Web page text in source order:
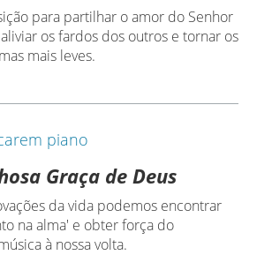
para partilhar o amor do Senhor
os fardos dos outros e tornar os
mais leves.
Graça de Deus
da vida podemos encontrar
na alma' e obter força do
à nossa volta.